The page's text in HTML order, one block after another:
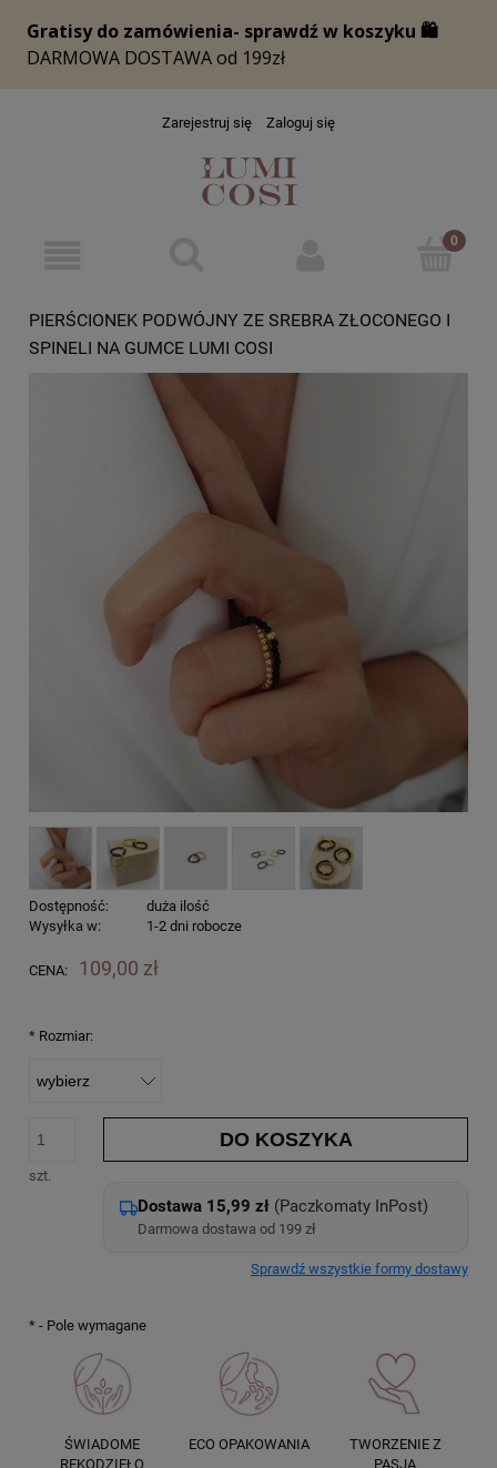
Zarejestruj się Zaloguj się
PIERŚCIONEK PODWÓJNY ZE SREBRA ZŁOCONEGO I
SPINELI NA GUMCE LUMI COSI
Dostępność:
duża ilość
Wysyłka w:
1-2 dni robocze
CENA: 109,00 zł
* Rozmiar:
szt.
DO KOSZYKA
Dostawa 15,99 zł (Paczkomaty InPost)
Darmowa dostawa od 199 zł
Sprawdź wszystkie formy dostawy
* - Pole wymagane
ŚWIADOME
RĘKODZIEŁO
ECO OPAKOWANIA
TWORZENIE Z
PASJĄ